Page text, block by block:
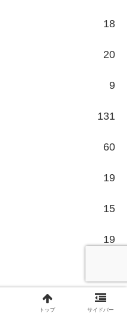
18
20
9
131
60
19
15
19
トップ サイドバー